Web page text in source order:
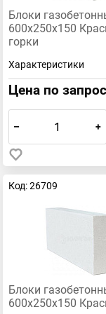
Блоки
600х250х150
горки
Характеристики
Цена по
– +
Код: 26709
Блоки
600х250х150